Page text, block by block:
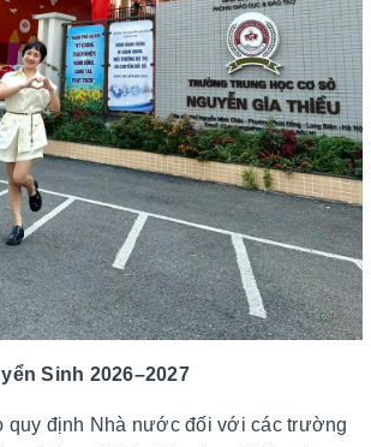
Sinh 2026–2027
quy định Nhà nước đối với các trường